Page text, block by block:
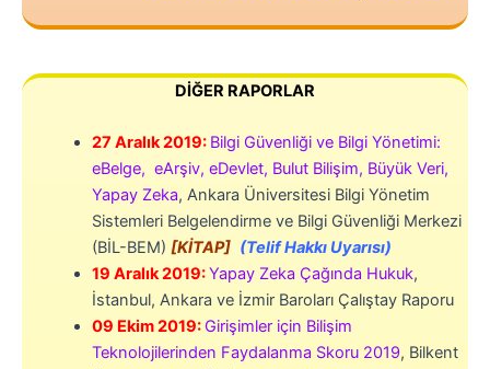
DİĞER RAPORLAR
27 Aralık 2019: Bilgi Güvenliği ve Bilgi Yönetimi:
eBelge, eArşiv, eDevlet, Bulut Bilişim, Büyük Veri,
Yapay Zeka, Ankara Üniversitesi Bilgi Yönetim
Sistemleri Belgelendirmeve Bilgi GüvenliğiMerkezi
(BİL-BEM) [KİTAP] (Telif Hakkı Uyarısı)
19 Aralık 2019:Yapay Zeka Çağında Hukuk,
İstanbul, Ankara ve İzmir Baroları Çalıştay Raporu
09 Ekim 2019:Girişimler için Bilişim
Teknolojilerinden Faydalanma Skoru 2019, Bilkent